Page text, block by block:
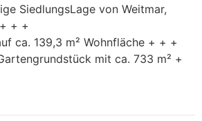
SiedlungsLage von Weitmar,
+ +
ca. 139,3 m² Wohnfläche + + +
mit ca. 733 m² +